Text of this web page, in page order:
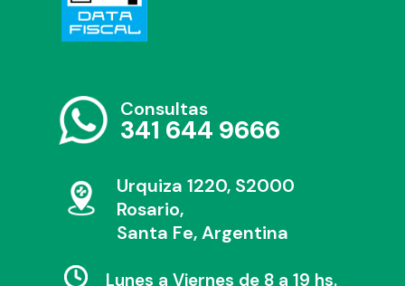
Consultas
341 644 9666
Urquiza 1220, S2000
Rosario,
Santa Fe, Argentina
Lunes a Viernes de 8 a 19 hs.